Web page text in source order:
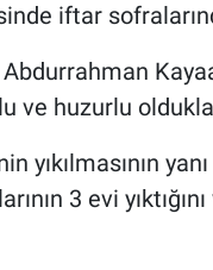
iftar
ve huzurlu
yıkılmasının
3 evi